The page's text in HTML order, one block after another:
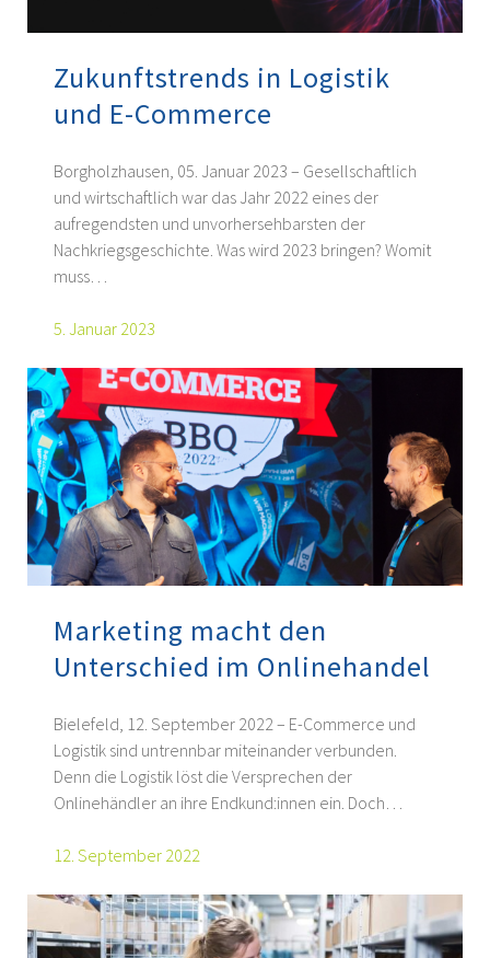
Zukunftstrends in Logistik
und E-Commerce
Borgholzhausen, 05. Januar 2023 – Gesellschaftlich
und wirtschaftlich war das Jahr 2022 eines der
aufregendsten und unvorhersehbarsten der
Nachkriegsgeschichte. Was wird 2023 bringen? Womit
muss…
5. Januar 2023
Marketing macht den
Unterschied im Onlinehandel
Bielefeld, 12. September 2022 – E-Commerce und
Logistik sind untrennbar miteinander verbunden.
Denn die Logistik löst die Versprechen der
Onlinehändler an ihre Endkund:innen ein. Doch…
12. September 2022